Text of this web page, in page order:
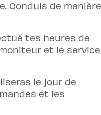
Conduis de manière
tes heures de
et le service
le jour de
et les